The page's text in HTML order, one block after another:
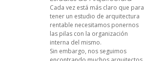
Cada vez está más claro que para
tener un estudio de arquitectura
rentable necesitamos ponernos
las pilas con la organización
interna del mismo.
Sin embargo, nos seguimos